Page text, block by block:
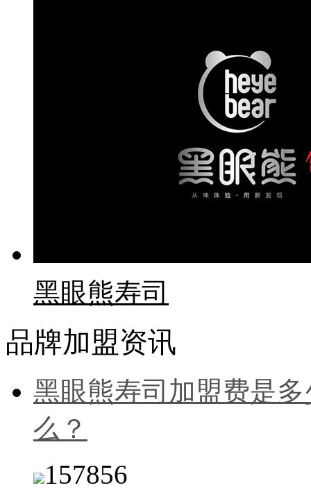
黑眼熊寿司
品牌加盟资讯
黑眼熊寿司加盟费是
么？
157856